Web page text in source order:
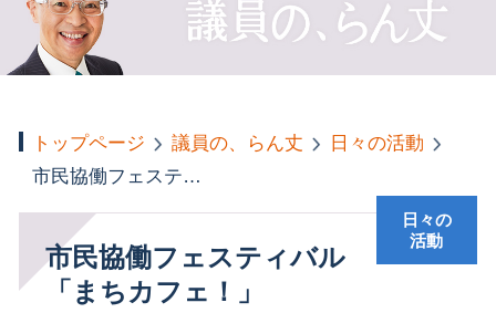
トップページ 議員の、らん丈
日々の活動
市民協働フェスティバル「まちカフェ！」
市民協働フェスティバル
「まちカフェ！」
日々の
活動